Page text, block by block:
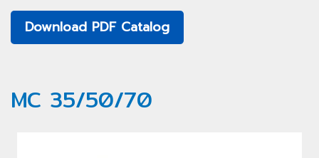
Download PDF Catalog
MC 35/50/70